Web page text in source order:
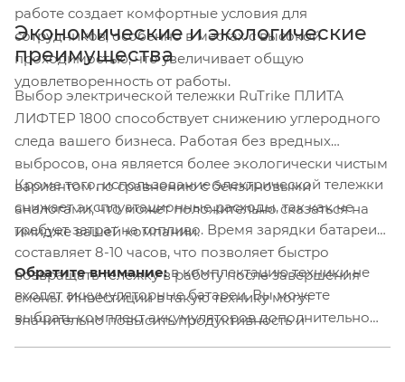
работе создает комфортные условия для
сотрудников, особенно в местах с высокой
проходимостью, что увеличивает общую
удовлетворенность от работы.
Экономические и экологические
преимущества
Выбор электрической тележки RuTrike ПЛИТА
ЛИФТЕР 1800 способствует снижению углеродного
следа вашего бизнеса. Работая без вредных
выбросов, она является более экологически чистым
вариантом по сравнению с бензиновыми
аналогами, что может положительно сказаться на
имидже вашей компании.
Кроме того, использование электрической тележки
снижает эксплуатационные расходы, так как не
требует затрат на топливо. Время зарядки батареи
составляет 8-10 часов, что позволяет быстро
возвращать тележку в работу после завершения
смены. Инвестиции в такую технику могут
значительно повысить продуктивность и
Обратите внимание:в комплектацию техники не
входят аккумуляторные батареи. Вы можете
выбрать комплект аккумуляторов дополнительно